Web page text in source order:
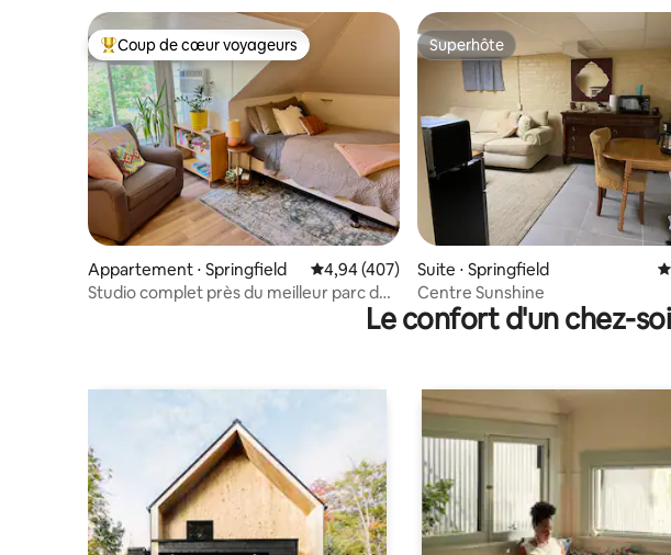
Coups de cœur voyageurs les plus appréciés
Coup de cœur voyageurs
Appartement ⋅ Springfield Évaluation moyenne sur la base de 407
4,94 (407)
Studio complet près du meilleur parc de
Superhôte
Superhôte
Suite ⋅ Springfield
Centre Sunshine
Le confort d'un chez-